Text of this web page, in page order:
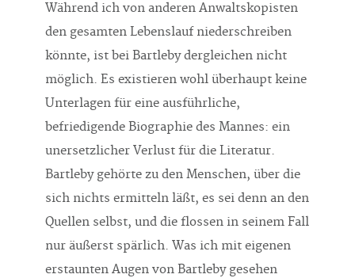
Während ich von anderen Anwaltskopisten
den gesamten Lebenslauf niederschreiben
könnte, ist bei Bartleby dergleichen nicht
möglich. Es existieren wohl überhaupt keine
Unterlagen für eine ausführliche,
befriedigende Biographie des Mannes: ein
unersetzlicher Verlust für die Literatur.
Bartleby gehörte zu den Menschen, über die
sich nichts ermitteln läßt, es sei denn an den
Quellen selbst, und die flossen in seinem Fall
nur äußerst spärlich. Was ich mit eigenen
erstaunten Augen von Bartleby gesehen